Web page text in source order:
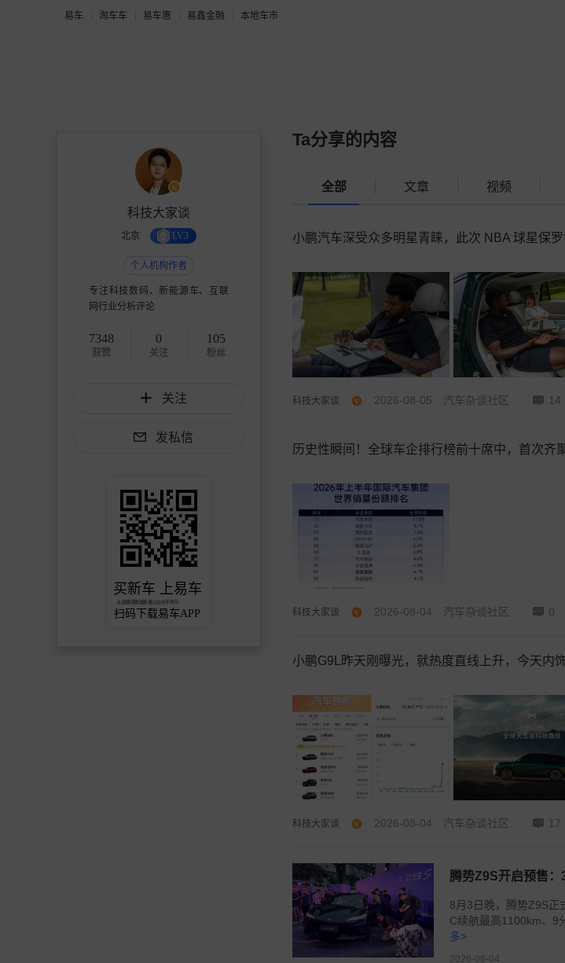
易车 淘车车 易车惠 易鑫金融 本地车市
科技大家谈
北京 LV3
个人机构作者
专注科技数码、新能源车、互联
网行业分析评论
7348
获赞
0
关注
105
粉丝
关注
发私信
买新车 上易车
认证顾问微信聊 放心比价不吃亏
扫码下载易车APP
Ta分享的内容
全部 文章 视频
小鹏汽车深受众多明星青睐，此次 NBA 球星保
科技大家谈 2026-08-05 汽车杂谈社区 14
历史性瞬间！全球车企排行榜前十席中，首次齐
科技大家谈 2026-08-04 汽车杂谈社区 0
小鹏G9L昨天刚曝光，就热度直线上升，今天内
科技大家谈 2026-08-04 汽车杂谈社区 17
腾势Z9S开启预售
8月3日晚，腾势Z9S正
C续航最高1100km、9
多>
2026-08-04